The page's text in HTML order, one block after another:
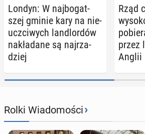
Londyn: W naj­bo­gat­
szej gminie kary na nie­
uczci­wych lan­dlor­dów
na­kła­da­ne są naj­rza­
dziej
Rząd
przez
Anglii
Rolki Wiadomości›